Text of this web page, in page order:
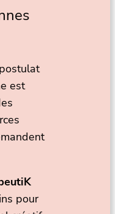
est
pour